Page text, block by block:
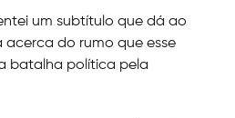
um subtítulo que dá ao
acerca do rumo que esse
batalha política pela